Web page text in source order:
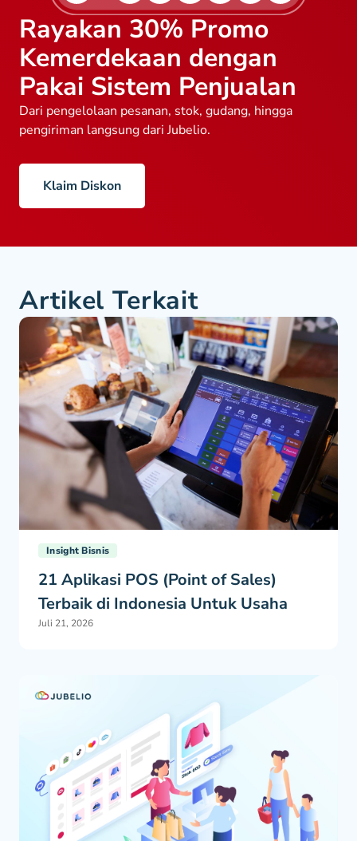
Rayakan 30% Promo
Kemerdekaan dengan
Pakai Sistem Penjualan
Dari pengelolaan pesanan, stok, gudang, hingga
pengiriman langsung dari Jubelio.
Klaim Diskon
Artikel Terkait
Insight Bisnis
21 Aplikasi POS (Point of Sales)
Terbaik di Indonesia Untuk Usaha
Juli 21, 2026